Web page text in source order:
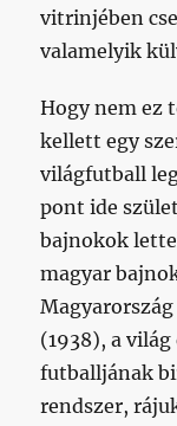
vitrinjében
valamelyik
Hogy nem ez
kellett egy
világfutball
pont ide
bajnokok
magyar
(1938), a
futballjának
rendszer,